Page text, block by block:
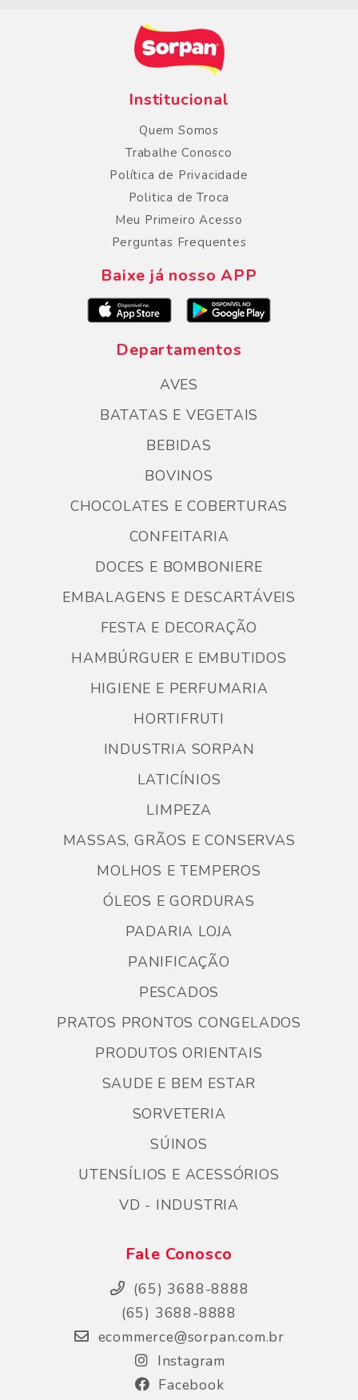
Institucional
Quem Somos
Trabalhe Conosco
Política de Privacidade
Politica de Troca
Meu Primeiro Acesso
Perguntas Frequentes
Baixe já nosso APP
Departamentos
AVES
BATATAS E VEGETAIS
BEBIDAS
BOVINOS
CHOCOLATES E COBERTURAS
CONFEITARIA
DOCES E BOMBONIERE
EMBALAGENS E DESCARTÁVEIS
FESTA E DECORAÇÃO
HAMBÚRGUER E EMBUTIDOS
HIGIENE E PERFUMARIA
HORTIFRUTI
INDUSTRIA SORPAN
LATICÍNIOS
LIMPEZA
MASSAS, GRÃOS E CONSERVAS
MOLHOS E TEMPEROS
ÓLEOS E GORDURAS
PADARIA LOJA
PANIFICAÇÃO
PESCADOS
PRATOS PRONTOS CONGELADOS
PRODUTOS ORIENTAIS
SAUDE E BEM ESTAR
SORVETERIA
SÚINOS
UTENSÍLIOS E ACESSÓRIOS
VD - INDUSTRIA
Fale Conosco
(65) 3688-8888
(65) 3688-8888
ecommerce@sorpan.com.br
Instagram
Facebook